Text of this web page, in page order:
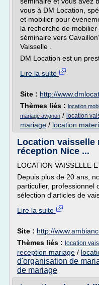
vous à DM Location,
et mobilier pour
la recherche de
séminaire vers
Vaisselle .
DM Location est un
Lire la suite
Site : http://
Thèmes liés : location
mariage avignon / location
mariage / location
Location vaisselle
réception Nice ...
LOCATION VAISSELLE
Depuis plus de 20 ans,
particulier, professionnel
sélection d'articles de
Lire la suite
Site : http://
Thèmes liés : location
reception mariage /
d'organisation de
de mariage